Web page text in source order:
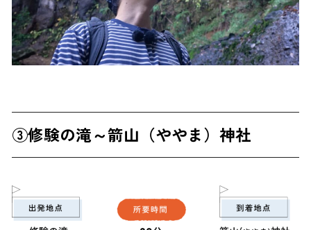
③修験の滝～箭山（ややま）神社